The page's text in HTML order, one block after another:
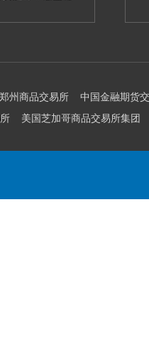
郑州商品交易所
中国金融期货
美国芝加哥商品交易所集团